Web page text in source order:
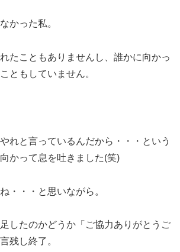
かった私。
たこともありませんし、誰かに向かっ
ともしていません。
れと言っているんだから・・・という
かって息を吐きました(笑)
・・・と思いながら。
したのかどうか「ご協力ありがとうご
残し終了。